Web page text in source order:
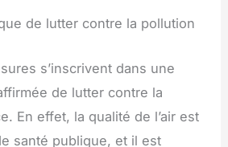
de lutter contre la pollution
s’inscrivent dans une
de lutter contre la
En effet, la qualité de l’air est
santé publique, et il est